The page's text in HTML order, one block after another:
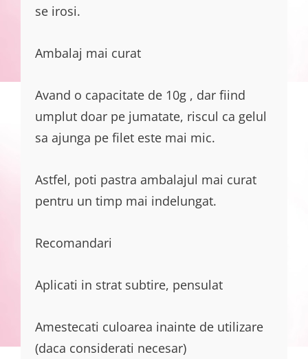
se irosi.
Ambalaj mai curat
Avand o capacitate de 10g , dar fiind
umplut doar pe jumatate, riscul ca gelul
sa ajunga pe filet este mai mic.
Astfel, poti pastra ambalajul mai curat
pentru un timp mai indelungat.
Recomandari
Aplicati in strat subtire, pensulat
Amestecati culoarea inainte de utilizare
(daca considerati necesar)